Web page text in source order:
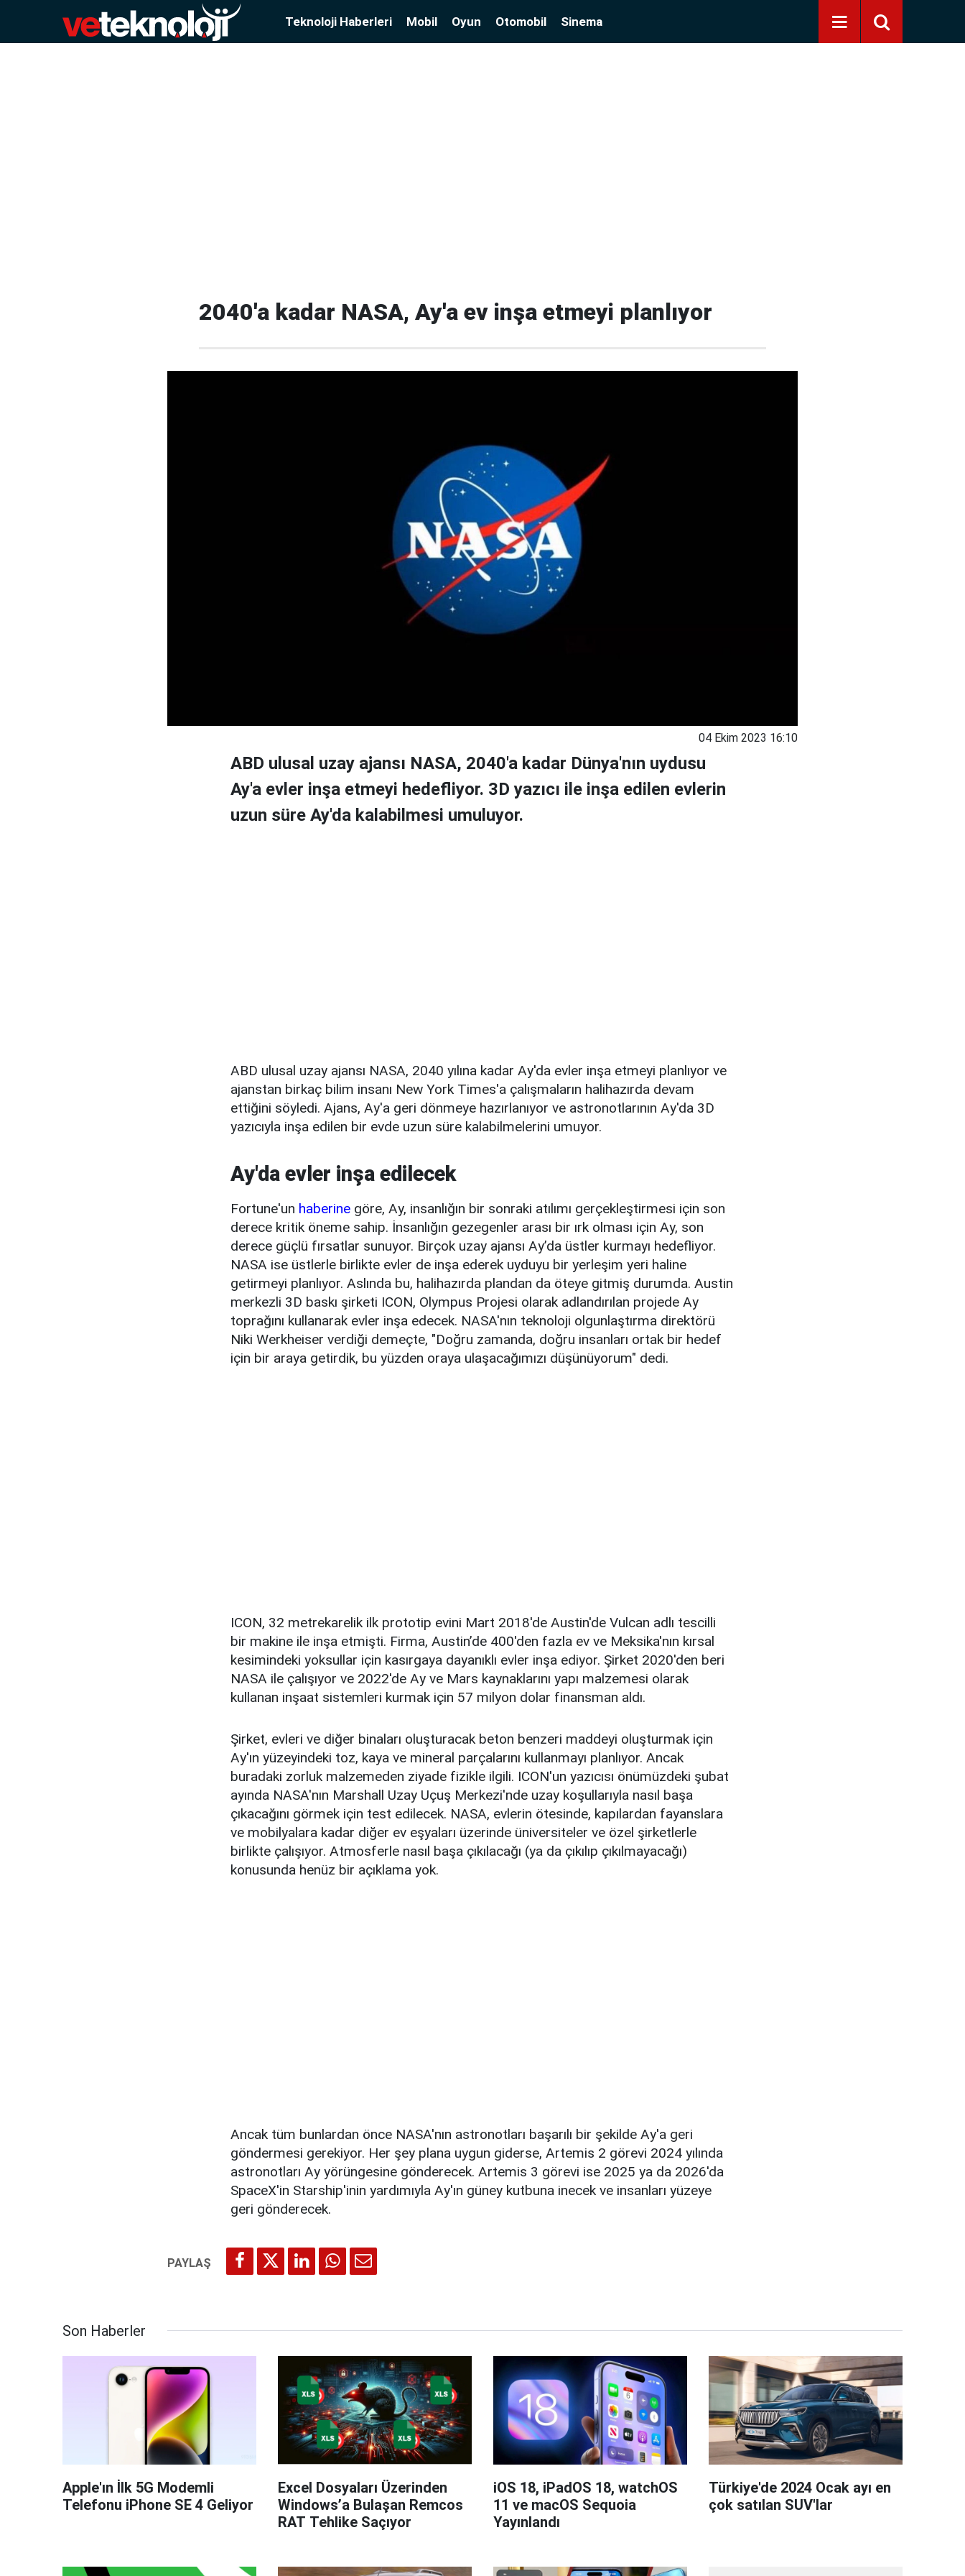
Teknoloji Haberleri Mobil Oyun Otomobil Sinema
2040'a kadar NASA, Ay'a ev inşa etmeyi planlıyor
04 Ekim 2023 16:10
ABD ulusal uzay ajansı NASA, 2040'a kadar Dünya'nın uydusu
Ay'a evler inşa etmeyi hedefliyor. 3D yazıcı ile inşa edilen evlerin
uzun süre Ay'da kalabilmesi umuluyor.
ABD ulusal uzay ajansı NASA, 2040 yılına kadar Ay'da evler inşa etmeyi planlıyor ve
ajanstan birkaç bilim insanı New York Times'a çalışmaların halihazırda devam
ettiğini söyledi. Ajans, Ay'a geri dönmeye hazırlanıyor ve astronotlarının Ay'da 3D
yazıcıyla inşa edilen bir evde uzun süre kalabilmelerini umuyor.
Ay'da evler inşa edilecek
Fortune'un haberine göre, Ay, insanlığın bir sonraki atılımı gerçekleştirmesi için son
derece kritik öneme sahip. İnsanlığın gezegenler arası bir ırk olması için Ay, son
derece güçlü fırsatlar sunuyor. Birçok uzay ajansı Ay’da üstler kurmayı hedefliyor.
NASA ise üstlerle birlikte evler de inşa ederek uyduyu bir yerleşim yeri haline
getirmeyi planlıyor. Aslında bu, halihazırda plandan da öteye gitmiş durumda. Austin
merkezli 3D baskı şirketi ICON, Olympus Projesi olarak adlandırılan projede Ay
toprağını kullanarak evler inşa edecek. NASA'nın teknoloji olgunlaştırma direktörü
Niki Werkheiser verdiği demeçte, "Doğru zamanda, doğru insanları ortak bir hedef
için bir araya getirdik, bu yüzden oraya ulaşacağımızı düşünüyorum" dedi.
ICON, 32 metrekarelik ilk prototip evini Mart 2018'de Austin'de Vulcan adlı tescilli
bir makine ile inşa etmişti. Firma, Austin’de 400'den fazla ev ve Meksika'nın kırsal
kesimindeki yoksullar için kasırgaya dayanıklı evler inşa ediyor. Şirket 2020'den beri
NASA ile çalışıyor ve 2022'de Ay ve Mars kaynaklarını yapı malzemesi olarak
kullanan inşaat sistemleri kurmak için 57 milyon dolar finansman aldı.
Şirket, evleri ve diğer binaları oluşturacak beton benzeri maddeyi oluşturmak için
Ay'ın yüzeyindeki toz, kaya ve mineral parçalarını kullanmayı planlıyor. Ancak
buradaki zorluk malzemeden ziyade fizikle ilgili. ICON'un yazıcısı önümüzdeki şubat
ayında NASA'nın Marshall Uzay Uçuş Merkezi'nde uzay koşullarıyla nasıl başa
çıkacağını görmek için test edilecek. NASA, evlerin ötesinde, kapılardan fayanslara
ve mobilyalara kadar diğer ev eşyaları üzerinde üniversiteler ve özel şirketlerle
birlikte çalışıyor. Atmosferle nasıl başa çıkılacağı (ya da çıkılıp çıkılmayacağı)
konusunda henüz bir açıklama yok.
Ancak tüm bunlardan önce NASA'nın astronotları başarılı bir şekilde Ay'a geri
göndermesi gerekiyor. Her şey plana uygun giderse, Artemis 2 görevi 2024 yılında
astronotları Ay yörüngesine gönderecek. Artemis 3 görevi ise 2025 ya da 2026'da
SpaceX'in Starship'inin yardımıyla Ay'ın güney kutbuna inecek ve insanları yüzeye
geri gönderecek.
Son Haberler
Apple'ın İlk 5G Modemli
Telefonu iPhone SE 4 Geliyor
Excel Dosyaları Üzerinden
Windows’a Bulaşan Remcos
RAT Tehlike Saçıyor
iOS 18, iPadOS 18, watchOS
11 ve macOS Sequoia
Yayınlandı
Türkiye'de 2024 Ocak ayı en
çok satılan SUV'lar